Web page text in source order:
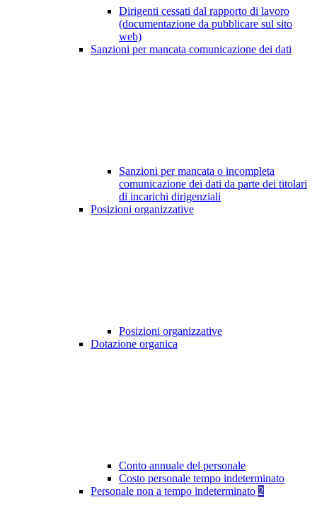
Dirigenti cessati dal rapporto di lavoro
(documentazione da pubblicare sul sito
web)
Sanzioni per mancata comunicazione dei dati
Sanzioni per mancata o incompleta
comunicazione dei dati da parte dei titolari
di incarichi dirigenziali
Posizioni organizzative
Posizioni organizzative
Dotazione organica
Conto annuale del personale
Costo personale tempo indeterminato
Personale non a tempo indeterminato 2